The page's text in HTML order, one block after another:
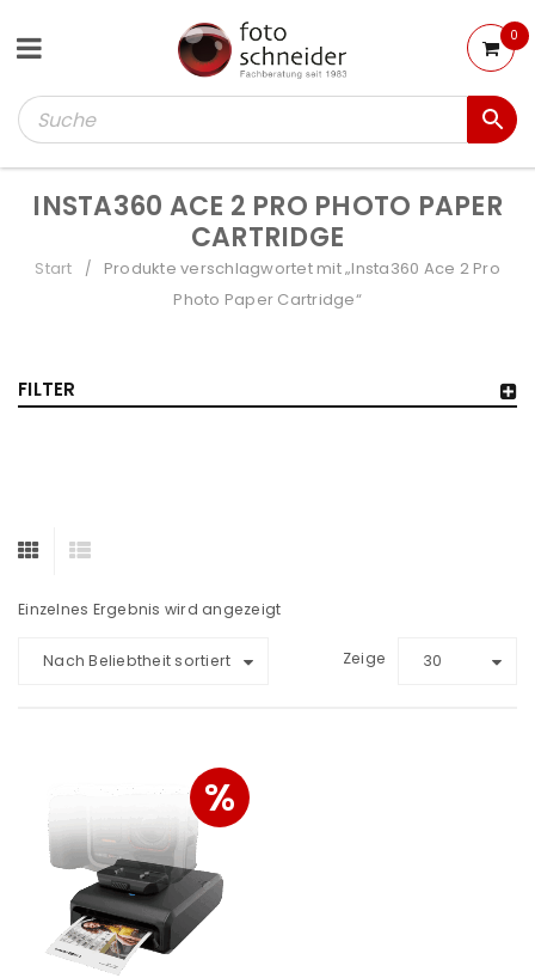
0
INSTA360 ACE 2 PRO PHOTO PAPER
CARTRIDGE
Start /
Produkte verschlagwortet mit „Insta360 Ace 2 Pro
Photo Paper Cartridge“
FILTER
Einzelnes Ergebnis wird angezeigt
Nach Beliebtheit sortiert Zeige 30
%